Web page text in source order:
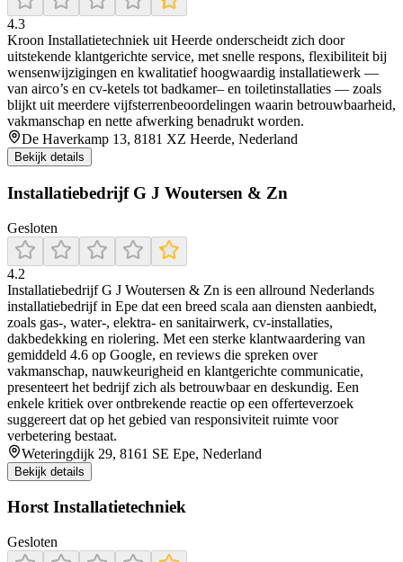
4.3
Kroon Installatietechniek uit Heerde onderscheidt zich door
uitstekende klantgerichte service, met snelle respons, flexibiliteit bij
wensenwijzigingen en kwalitatief hoogwaardig installatiewerk —
van airco’s en cv‑ketels tot badkamer– en toiletinstallaties — zoals
blijkt uit meerdere vijfsterrenbeoordelingen waarin betrouwbaarheid,
vakmanschap en nette afwerking benadrukt worden.
De Haverkamp 13, 8181 XZ Heerde, Nederland
Bekijk details
Installatiebedrijf G J Woutersen & Zn
Gesloten
4.2
Installatiebedrijf G J Woutersen & Zn is een allround Nederlands
installatiebedrijf in Epe dat een breed scala aan diensten aanbiedt,
zoals gas‑, water‑, elektra‑ en sanitairwerk, cv-installaties,
dakbedekking en riolering. Met een sterke klantwaardering van
gemiddeld 4.6 op Google, en reviews die spreken over
vakmanschap, nauwkeurigheid en klantgerichte communicatie,
presenteert het bedrijf zich als betrouwbaar en deskundig. Een
enkele kritiek over ontbrekende reactie op een offerteverzoek
suggereert dat op het gebied van responsiviteit ruimte voor
verbetering bestaat.
Weteringdijk 29, 8161 SE Epe, Nederland
Bekijk details
Horst Installatietechniek
Gesloten